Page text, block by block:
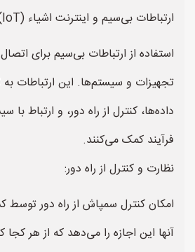
ارتباطات بی‌سیم و اینترنت اشیاء (IoT):
استفاده از ارتباطات بی‌سیم برای
تجهیزات و سیستم‌ها. این ارتباطات
داده‌ها، کنترل از راه دور، و ارتباط
فرآیند کمک می‌کنند.
نظارت و کنترل از راه دور:
امکان کنترل سمپاش از راه دور توسط
آنها این اجازه را می‌دهد که از هر